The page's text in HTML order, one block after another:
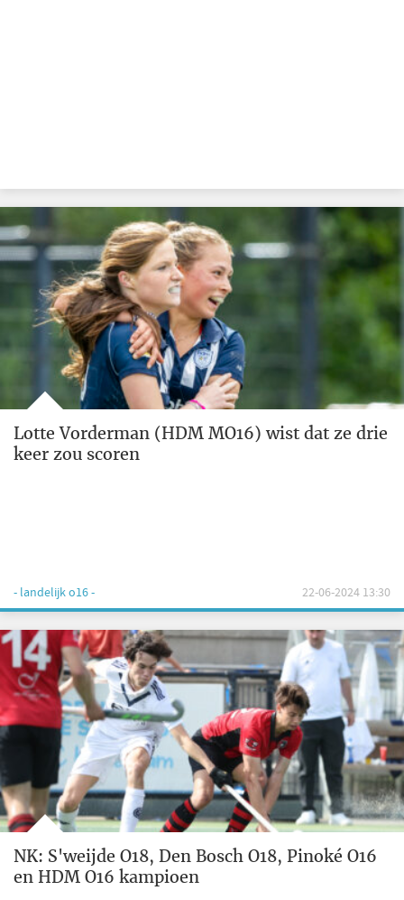
Lotte Vorderman (HDM MO16) wist dat ze drie
keer zou scoren
- landelijk o16 - 22-06-2024 13:30
NK: S'weijde O18, Den Bosch O18, Pinoké O16
en HDM O16 kampioen